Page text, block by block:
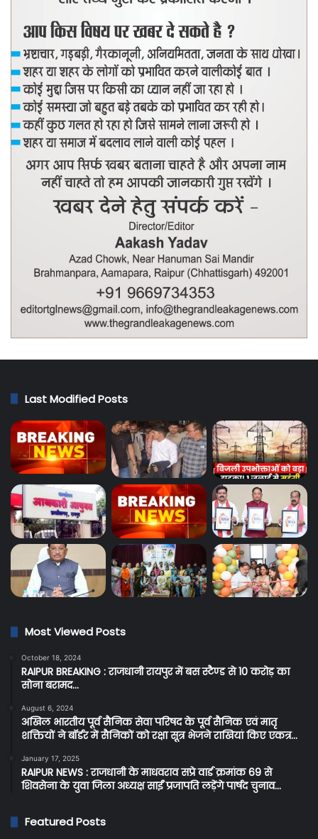
Last Modified Posts
Most Viewed Posts
October 18, 2024
RAIPUR BREAKING : राजधानी रायपुर में बस स्टैण्ड से 10 करोड़ का
सोना बरामद…
August 6, 2024
अखिल भारतीय पूर्व सैनिक सेवा परिषद के पूर्व सैनिक एवं मातृ
शक्तियों ने बॉर्डर में सैनिकों को रक्षा सूत्र भेजने राखियां किए एकत्र…
January 17, 2025
RAIPUR NEWS : राजधानी के माधवराव सप्रे वार्ड क्रमांक 69 से
शिवसेना के युवा जिला अध्यक्ष साईं प्रजापति लड़ेंगे पार्षद चुनाव…
Featured Posts